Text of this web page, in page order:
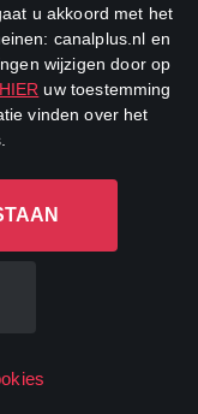
u akkoord met het
canalplus.nl en
wijzigen door op
HIER uw toestemming
vinden over het
Channel
4, L-1246